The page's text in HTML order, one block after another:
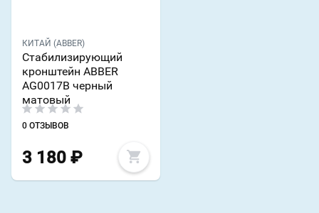
КИТАЙ (ABBER)
Стабилизирующий
кронштейн ABBER
AG0017B черный
матовый
0 ОТЗЫВОВ
3 180 ₽